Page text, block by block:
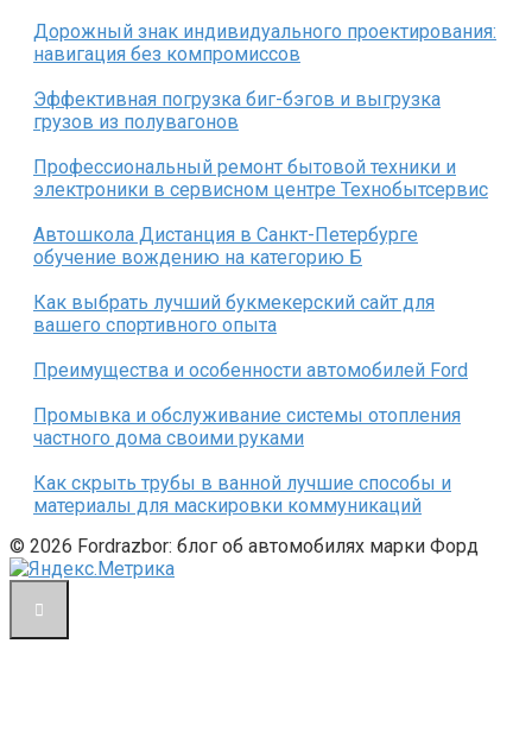
Дорожный знак индивидуального проектирования:
навигация без компромиссов
Эффективная погрузка биг-бэгов и выгрузка
грузов из полувагонов
Профессиональный ремонт бытовой техники и
электроники в сервисном центре Технобытсервис
Автошкола Дистанция в Санкт-Петербурге
обучение вождению на категорию Б
Как выбрать лучший букмекерский сайт для
вашего спортивного опыта
Преимущества и особенности автомобилей Ford
Промывка и обслуживание системы отопления
частного дома своими руками
Как скрыть трубы в ванной лучшие способы и
материалы для маскировки коммуникаций
© 2026 Fordrazbor: блог об автомобилях марки Форд